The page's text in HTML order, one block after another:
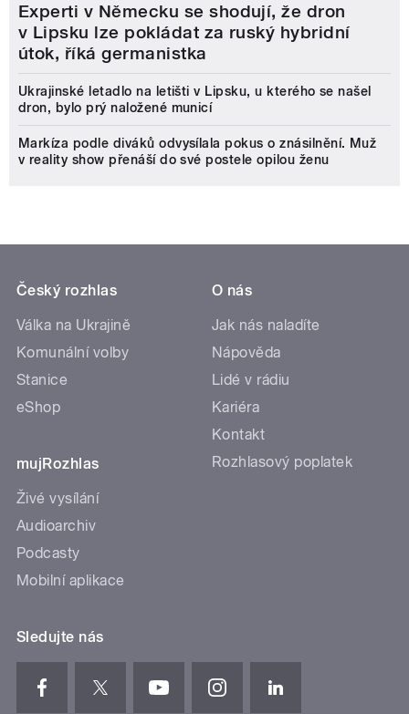
Experti v Německu se shodují, že dron
v Lipsku lze pokládat za ruský hybridní
útok, říká germanistka
Ukrajinské letadlo na letišti v Lipsku, u kterého se našel
dron, bylo prý naložené municí
Markíza podle diváků odvysílala pokus o znásilnění. Muž
v reality show přenáší do své postele opilou ženu
Český rozhlas
Válka na Ukrajině
Komunální volby
Stanice
eShop
mujRozhlas
Živé vysílání
Audioarchiv
Podcasty
Mobilní aplikace
O nás
Jak nás naladíte
Nápověda
Lidé v rádiu
Kariéra
Kontakt
Rozhlasový poplatek
Sledujte nás